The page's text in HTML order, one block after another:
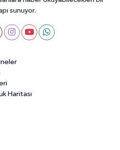
sunuyor.
Haritası